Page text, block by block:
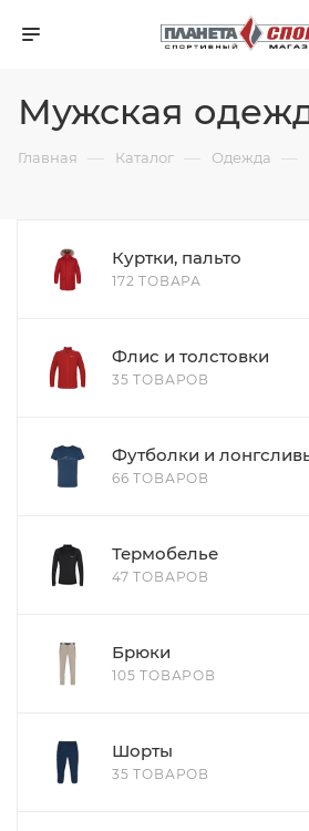
Мужская
Главная — Каталог — Одежда —
Куртки, пальто
172 ТОВАРА
Флис и толстовки
35 ТОВАРОВ
Футболки и
66 ТОВАРОВ
Термобелье
47 ТОВАРОВ
Брюки
105 ТОВАРОВ
Шорты
35 ТОВАРОВ